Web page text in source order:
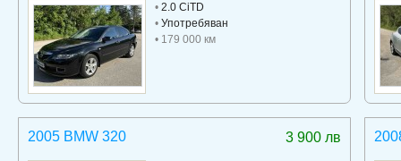
• 2.0 CiTD
• Употребяван
• 179 000 км
3 900 лв
2005 BMW 320